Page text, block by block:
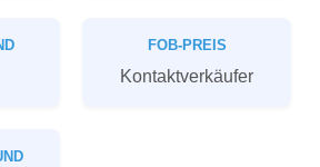
FOB-PREIS
Kontaktverkäufer